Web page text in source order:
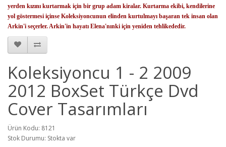
yerden kızını kurtarmak için bir grup adam kiralar. Kurtarma ekibi, kendilerine
yol göstermesi içinse Koleksiyoncunun elinden kurtulmayı başaran tek insan olan
Arkin'i seçerler. Arkin'in hayatı Elena'nınki için yeniden tehlikededir.
Koleksiyoncu 1 - 2 2009
2012 BoxSet Türkçe Dvd
Cover Tasarımları
Ürün Kodu: 8121
Stok Durumu: Stokta var